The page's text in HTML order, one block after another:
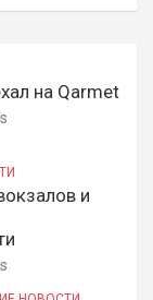
на Qarmet
и